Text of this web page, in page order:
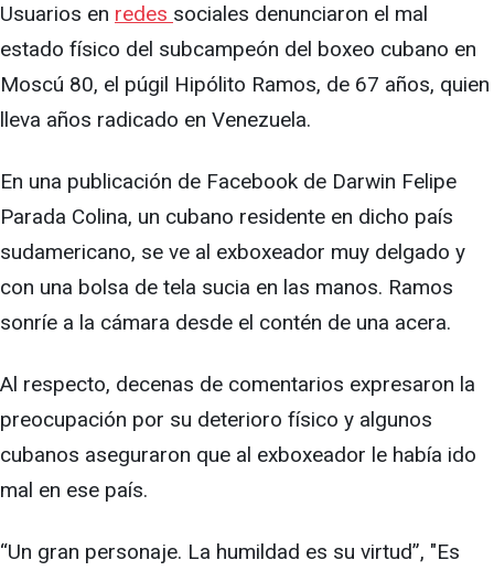
Usuarios en redes sociales denunciaron el mal
estado físico del subcampeón del boxeo cubano en
Moscú 80, el púgil Hipólito Ramos, de 67 años, quien
lleva años radicado en Venezuela.
En una publicación de Facebook de Darwin Felipe
Parada Colina, un cubano residente en dicho país
sudamericano, se ve al exboxeador muy delgado y
con una bolsa de tela sucia en las manos. Ramos
sonríe a la cámara desde el contén de una acera.
Al respecto, decenas de comentarios expresaron la
preocupación por su deterioro físico y algunos
cubanos aseguraron que al exboxeador le había ido
mal en ese país.
“Un gran personaje. La humildad es su virtud”, "Es